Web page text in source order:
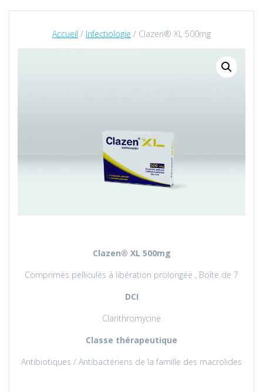
Accueil / Infectiologie / Clazen® XL 500mg
Clazen® XL 500mg
Comprimés pelliculés à libération prolongée , Boîte de 7
DCI
Clarithromycine
Classe thérapeutique
Antibiotiques / Antibactériens de la famille des macrolides